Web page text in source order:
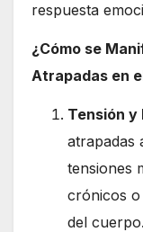
respuesta
¿Cómo se
Atrapadas en
Tensión y
atrapadas
tensiones
crónicos o
del